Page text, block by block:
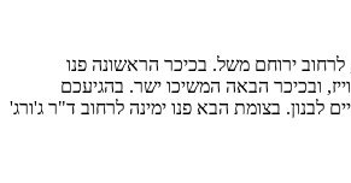
ירוחם משל. בכיכר הראשונה פנו
ובכיכר הבאה המשיכו ישר. בהגיעכם
לבנון. בצומת הבא פנו ימינה לרחוב ד"ר ג'ורג'